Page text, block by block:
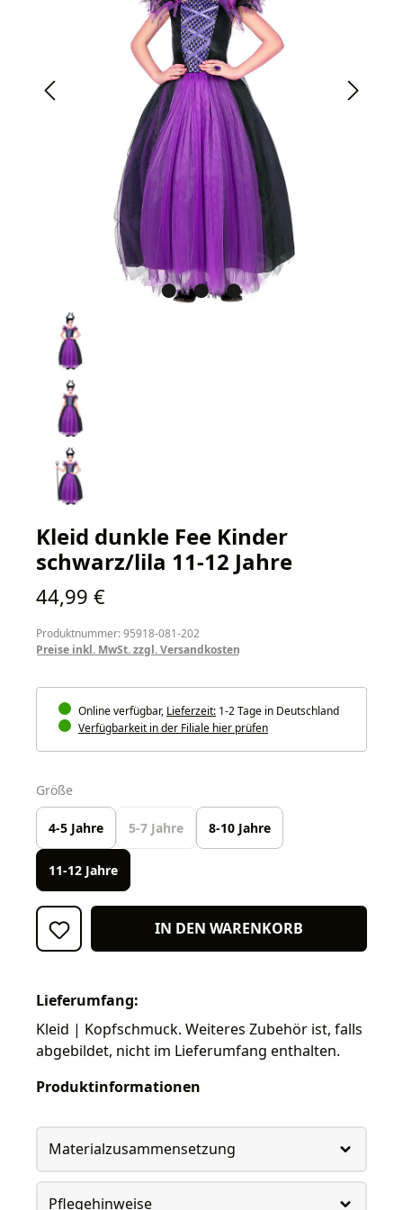
Kleid dunkle Fee Kinder
schwarz/lila 11-12 Jahre
Regulärer Preis:
44,99 €
Produktnummer: 95918-081-202
Preise inkl. MwSt. zzgl. Versandkosten
Online verfügbar, Lieferzeit: 1-2 Tage in Deutschland
Verfügbarkeit in der Filiale hier prüfen
Größe
4-5 Jahre 5-7 Jahre 8-10 Jahre
11-12 Jahre
IN DEN WARENKORB
Lieferumfang:
Kleid | Kopfschmuck. Weiteres Zubehör ist, falls
abgebildet, nicht im Lieferumfang enthalten.
Produktinformationen
Materialzusammensetzung
Pflegehinweise